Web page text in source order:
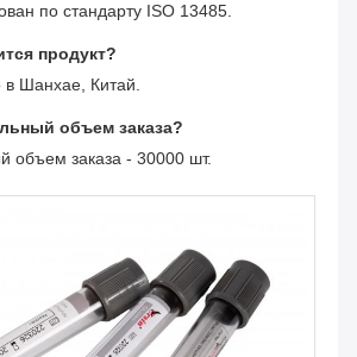
по стандарту ISO 13485.
продукт?
в Шанхае, Китай.
объем заказа?
объем заказа - 30000 шт.